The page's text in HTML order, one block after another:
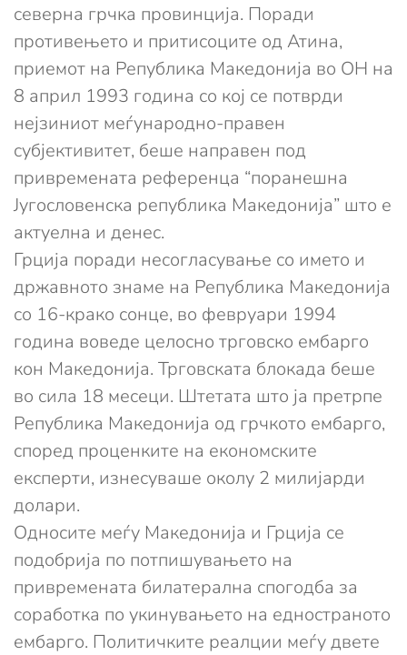
северна грчка провинција. Поради
противењето и притисоците од Атина,
приемот на Република Македонија во ОН на
8 април 1993 година со кој се потврди
нејзиниот меѓународно-правен
субјективитет, беше направен под
привремената референца “поранешна
Југословенска република Македонија” што е
актуелна и денес.
Грција поради несогласување со името и
државното знаме на Република Македонија
со 16-крако сонце, во февруари 1994
година воведе целосно трговско ембарго
кон Македонија. Трговската блокада беше
во сила 18 месеци. Штетата што ја претрпе
Република Македонија од грчкото ембарго,
според проценките на економските
експерти, изнесуваше околу 2 милијарди
долари.
Односите меѓу Македонија и Грција се
подобрија по потпишувањето на
привремената билатерална спогодба за
соработка по укинувањето на едностраното
ембарго. Политичките реалции меѓу двете